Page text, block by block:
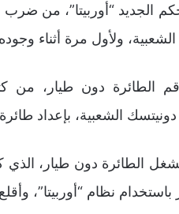
الجديد “أوربيتا”، من
ولأول مرة أثناء
الطائرة دون طيار، من
الشعبية، بإعداد
الطائرة دون طيار، الذي
نظام “أوربيتا”،